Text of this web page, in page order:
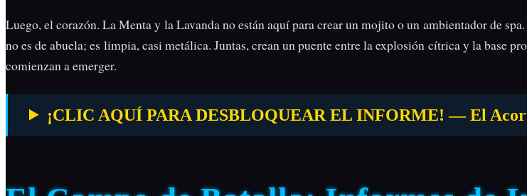
Luego, el corazón. La Menta y la Lavanda no están aquí para crear un mojito o un ambientador de
no es de abuela; es limpia, casi metálica. Juntas, crean un puente entre la explosión cítrica y la base
comienzan a emerger.
¡CLIC AQUÍ PARA DESBLOQUEAR EL INFORME! — El